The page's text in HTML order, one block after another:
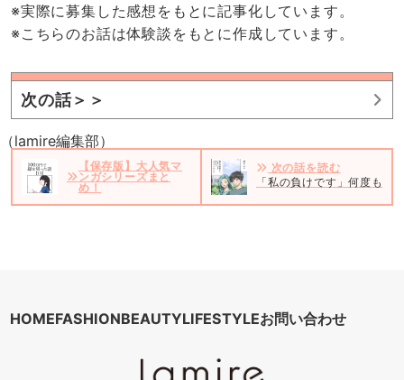
※実際に募集した感想をもとに記事化しています。
※こちらのお話は体験談をもとに作成しています。
次の話＞＞
（lamire編集部）
【保存版】大人気マ
ンガシリーズまと
め！
次の話を読む
「私の負けです」何度も
HOMEFASHIONBEAUTYLIFESTYLEお問い合わせ